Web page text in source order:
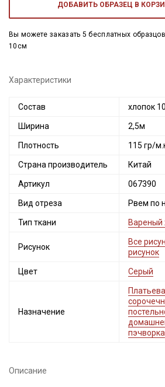
ДОБАВИТЬ ОБРАЗЕЦ В
Вы можете заказать 5 бесплатных
10см
Характеристики
Состав хлопок
Ширина 2,5м
Плотность 115 гр/
Страна производитель Китай
Артикул 067390
Вид отреза Рвем по
Тип ткани Вареный
Рисунок
Все
рисунок
Цвет Серый
Назначение
пэчворка
Описание